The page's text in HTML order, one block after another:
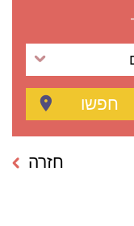
חפשו
חזרה